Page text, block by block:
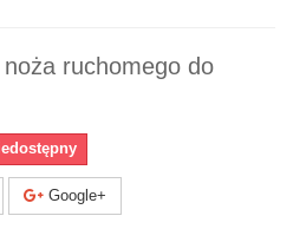
ruchomego do
Google+